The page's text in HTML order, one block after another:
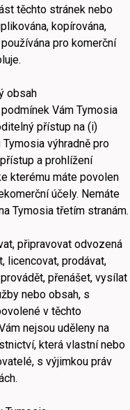
těchto stránek nebo
kopírována,
pro komerční
obsah
Vám Tymosia
přístup na (i)
výhradně pro
a prohlížení
kterému máte povolen
účely. Nemáte
Tymosia třetím stranám.
připravovat odvozená
licencovat, prodávat,
přenášet, vysílat
nebo obsah, s
v těchto
nejsou uděleny na
která vlastní nebo
s výjimkou práv